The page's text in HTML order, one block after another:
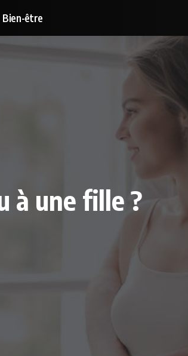
Bien-être
à une fille ?